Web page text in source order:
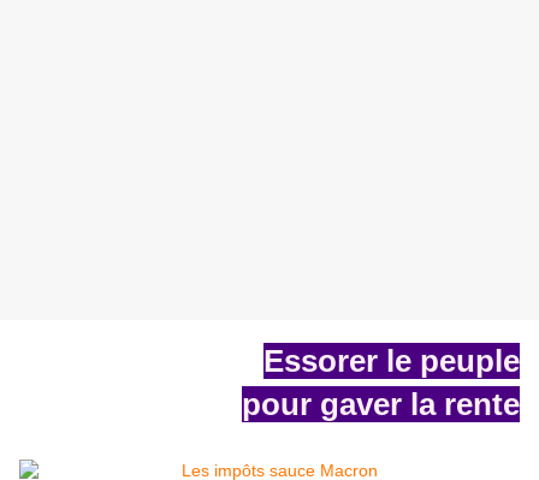
Essorer le peuple
pour gaver la rente